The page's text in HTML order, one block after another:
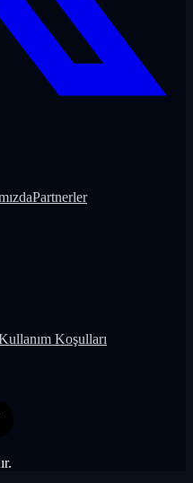
Partnerler
Koşulları